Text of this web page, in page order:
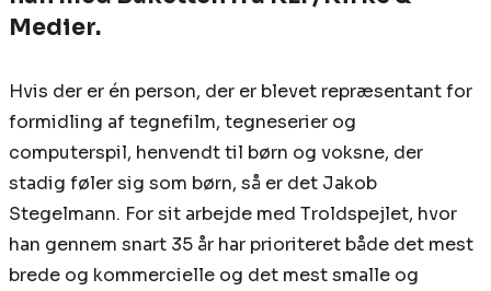
Medier.
Hvis der er én person, der er blevet repræsentant for
formidling af tegnefilm, tegneserier og
computerspil, henvendt til børn og voksne, der
stadig føler sig som børn, så er det Jakob
Stegelmann. For sit arbejde med Troldspejlet, hvor
han gennem snart 35 år har prioriteret både det mest
brede og kommercielle og det mest smalle og